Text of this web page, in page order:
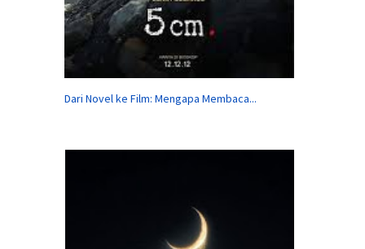
Dari Novel ke Film: Mengapa Membaca...